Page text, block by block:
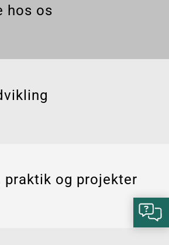
hos os
praktik og projekter